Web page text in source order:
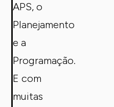
APS, o
Planejamento
e a
Programação.
E com
muitas